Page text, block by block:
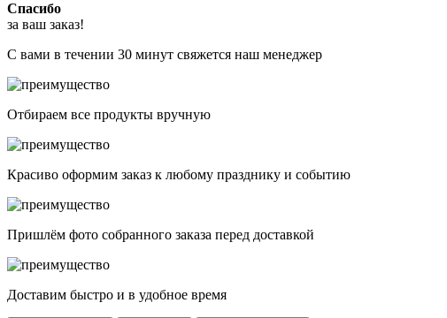
Спасибо
за ваш заказ!
С вами в течении 30 минут свяжется наш менеджер
Отбираем все продукты вручную
Красиво оформим заказ к любому празднику и событию
Пришлём фото собранного заказа перед доставкой
Доставим быстро и в удобное время